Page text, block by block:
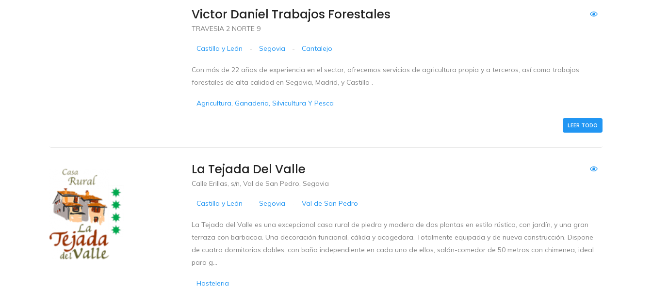
Victor Daniel Trabajos Forestales
TRAVESIA 2 NORTE 9
Castilla y León - Segovia - Cantalejo
Con más de 22 años de experiencia en el sector, ofrecemos servicios de agricultura propia y a terceros, así como trabajos
forestales de alta calidad en Segovia, Madrid, y Castilla .
Agricultura, Ganaderia, Silvicultura Y Pesca
LEER TODO
La Tejada Del Valle
Calle Erillas, s/n, Val de San Pedro, Segovia
Castilla y León - Segovia - Val de San Pedro
La Tejada del Valle es una excepcional casa rural de piedra y madera de dos plantas en estilo rústico, con jardín, y una gran
terraza con barbacoa. Una decoración funcional, cálida y acogedora. Totalmente equipada y de nueva construcción. Dispone
de cuatro dormitorios dobles, con baño independiente en cada uno de ellos, salón-comedor de 50 metros con chimenea, ideal
para g...
Hosteleria